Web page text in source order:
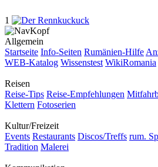
1
Allgemein
Startseite Info-Seiten Rumänien-Hilfe
WEB-Katalog Wissenstest WikiRomania
Reisen
Reise-Tips Reise-Empfehlungen
Klettern Fotoserien
Kultur/Freizeit
Events Restaurants Discos/Treffs rum.
Tradition Malerei